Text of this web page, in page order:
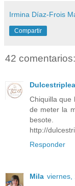
Irmina Díaz-Frois
Compartir
42 comentarios:
Dulcestriplea
Chiquilla que
de meter la
besote.
http://
Responder
Mila viernes,